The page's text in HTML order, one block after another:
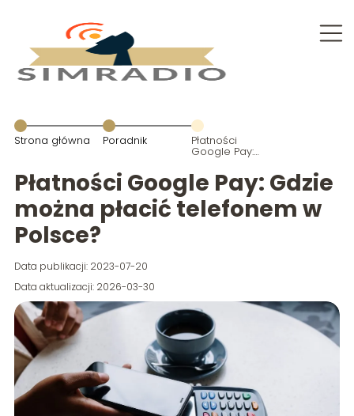
Strona główna Poradnik Płatności
Google Pay:
Gdzie można
płacić
telefonem w
Polsce?
Płatności Google Pay: Gdzie
można płacić telefonem w
Polsce?
Data publikacji: 2023-07-20
Data aktualizacji: 2026-03-30